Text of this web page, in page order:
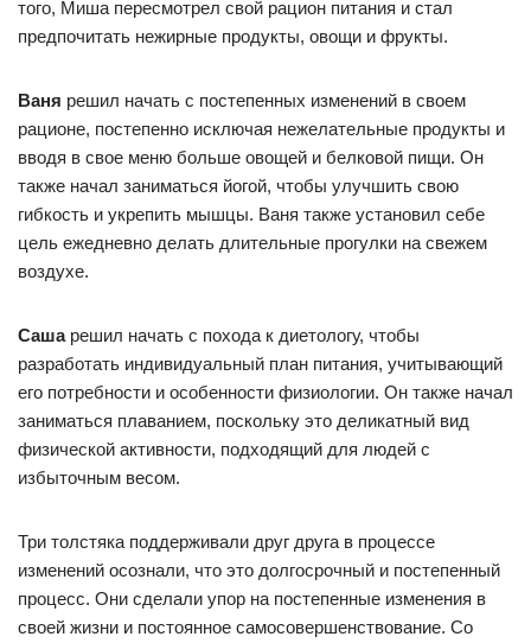
того, Миша пересмотрел свой рацион питания и стал
предпочитать нежирные продукты, овощи и фрукты.
Ваня решил начать с постепенных изменений в своем
рационе, постепенно исключая нежелательные продукты и
вводя в свое меню больше овощей и белковой пищи. Он
также начал заниматься йогой, чтобы улучшить свою
гибкость и укрепить мышцы. Ваня также установил себе
цель ежедневно делать длительные прогулки на свежем
воздухе.
Сашарешил начать с похода к диетологу, чтобы
разработать индивидуальный план питания, учитывающий
его потребности и особенности физиологии. Он также начал
заниматься плаванием, поскольку это деликатный вид
физической активности, подходящий для людей с
избыточным весом.
Три толстяка поддерживали друг друга в процессе
изменений осознали, что это долгосрочный и постепенный
процесс. Они сделали упор на постепенные изменения в
своей жизни и постоянное самосовершенствование. Со